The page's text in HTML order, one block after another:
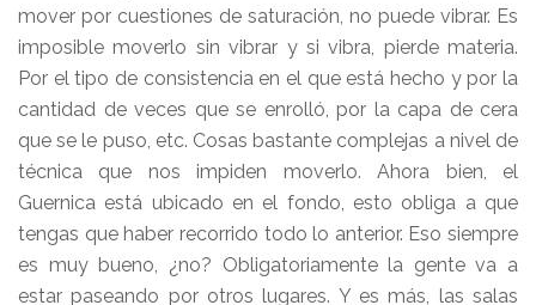
mover por cuestiones de saturación, no puede vibrar. Es
imposible moverlo sin vibrar y si vibra, pierde materia.
Por el tipo de consistencia en el que está hecho y por la
cantidad de veces que se enrolló, por la capa de cera
que se le puso, etc. Cosas bastante complejas a nivel de
técnica que nos impiden moverlo. Ahora bien, el
Guernica está ubicado en el fondo, esto obliga a que
tengas que haber recorrido todo lo anterior. Eso siempre
es muy bueno, ¿no? Obligatoriamente la gente va a
estar paseando por otros lugares. Y es más, las salas